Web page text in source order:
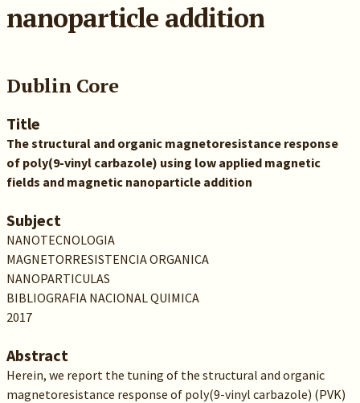
nanoparticle addition
Dublin Core
Title
The structural and organic magnetoresistance response
of poly(9-vinyl carbazole) using low applied magnetic
fields and magnetic nanoparticle addition
Subject
NANOTECNOLOGIA
MAGNETORRESISTENCIA ORGANICA
NANOPARTICULAS
BIBLIOGRAFIA NACIONAL QUIMICA
2017
Abstract
Herein, we report the tuning of the structural and organic
magnetoresistance response of poly(9-vinyl carbazole) (PVK)